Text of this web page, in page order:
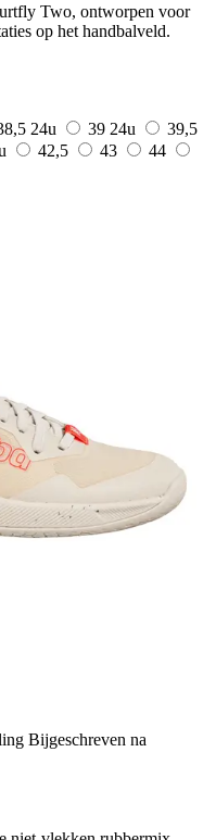
Two, ontworpen voor
op het handbalveld.
24u 39 24u
39,5
42,5 43
44
Bijgeschreven na